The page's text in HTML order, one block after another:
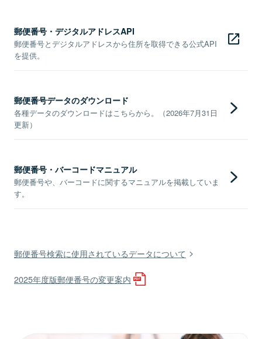
郵便番号・デジタルアドレスAPI
郵便番号とデジタルアドレスから住所を取得できる公式API
を提供。
郵便番号データのダウンロード
各種データのダウンロードはこちらから。（2026年7月31日
更新）
郵便番号・バーコードマニュアル
郵便番号や、バーコードに関するマニュアルを掲載していま
す。
郵便番号検索に使用されているデータについて
2025年度版郵便番号の変更案内